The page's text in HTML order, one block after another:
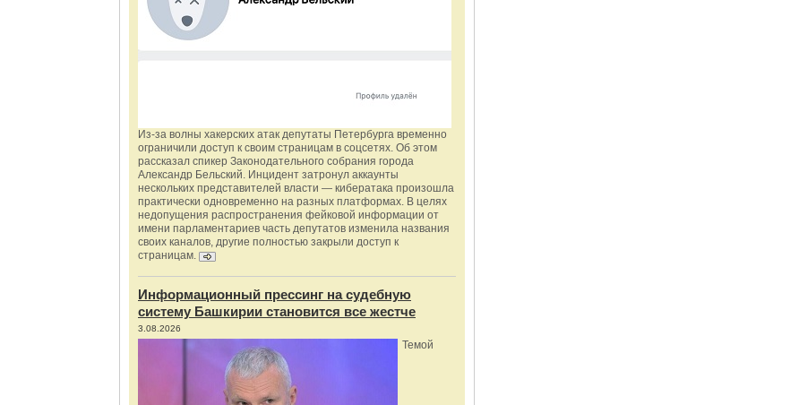
Из‑за волны хакерских атак депутаты Петербурга временно
ограничили доступ к своим страницам в соцсетях. Об этом
рассказал спикер Законодательного собрания города
Александр Бельский. Инцидент затронул аккаунты
нескольких представителей власти — кибератака произошла
практически одновременно на разных платформах. В целях
недопущения распространения фейковой информации от
имени парламентариев часть депутатов изменила названия
своих каналов, другие полностью закрыли доступ к
страницам.
Информационный прессинг на судебную
систему Башкирии становится все жестче
3.08.2026
Темой